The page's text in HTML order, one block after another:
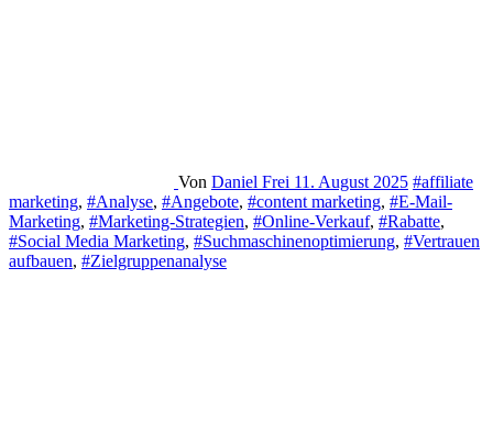
Von Daniel Frei 11. August 2025 #affiliate
marketing, #Analyse, #Angebote, #content marketing, #E-Mail-
Marketing, #Marketing-Strategien, #Online-Verkauf, #Rabatte,
#Social Media Marketing, #Suchmaschinenoptimierung, #Vertrauen
aufbauen, #Zielgruppenanalyse